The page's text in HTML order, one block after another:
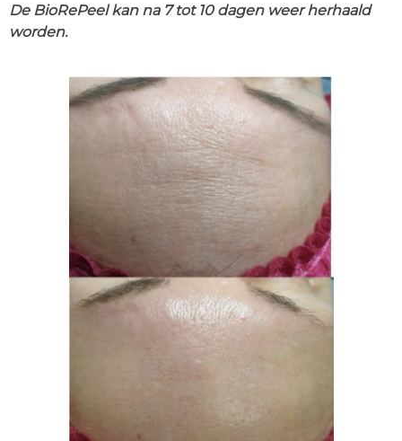
De BioRePeel kan na 7 tot 10 dagen weer herhaald
worden.